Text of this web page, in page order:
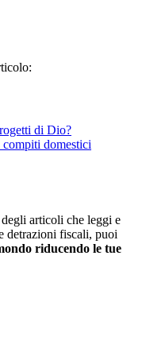
di Dio?
domestici
degli articoli che leggi e
detrazioni fiscali, puoi
riducendo le tue